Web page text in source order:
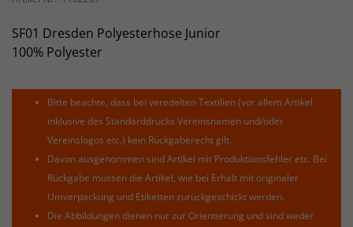
SF01 Dresden Polyesterhose Junior
100% Polyester
Bitte beachte, dass bei veredelten Textilien (vor allem Artikel
inklusive des Standarddrucks Vereinsnamen und/oder
Vereinslogos etc.) kein Rückgaberecht gilt.
Davon ausgenommen sind Artikel mit Produktionsfehler etc. Bei
Rückgabe müssen die Artikel, wie bei Erhalt mit originaler
Umverpackung und Etiketten zurückgeschickt werden.
Die Abbildungen dienen nur zur Orientierung und sind weder